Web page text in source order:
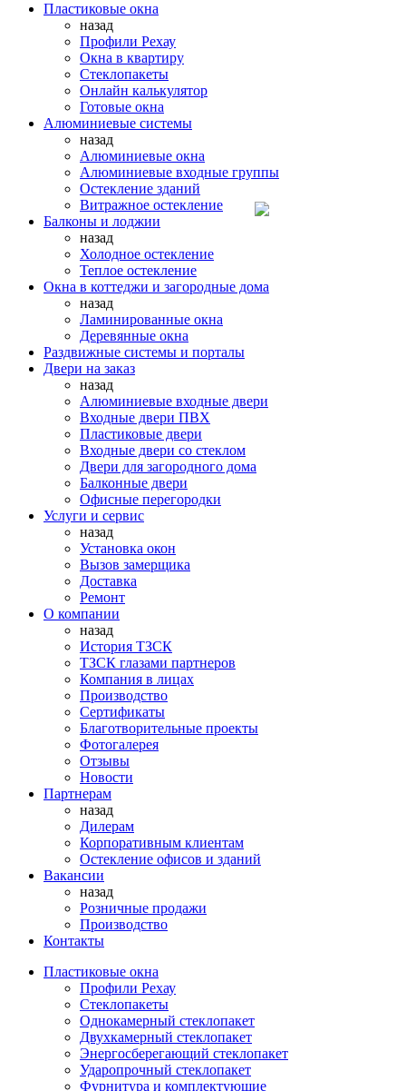
Пластиковые окна
назад
Профили Рехау
Окна в квартиру
Стеклопакеты
Онлайн калькулятор
Готовые окна
Алюминиевые системы
назад
Алюминиевые окна
Алюминиевые входные группы
Остекление зданий
Витражное остекление
Балконы и лоджии
назад
Холодное остекление
Теплое остекление
Окна в коттеджи и загородные дома
назад
Ламинированные окна
Деревянные окна
Раздвижные системы и порталы
Двери на заказ
назад
Алюминиевые входные двери
Входные двери ПВХ
Пластиковые двери
Входные двери со стеклом
Двери для загородного дома
Балконные двери
Офисные перегородки
Услуги и сервис
назад
Установка окон
Вызов замерщика
Доставка
Ремонт
О компании
назад
История ТЗСК
ТЗСК глазами партнеров
Компания в лицах
Производство
Сертификаты
Благотворительные проекты
Фотогалерея
Отзывы
Новости
Партнерам
назад
Дилерам
Корпоративным клиентам
Остекление офисов и зданий
Вакансии
назад
Розничные продажи
Производство
Контакты
Пластиковые окна
Профили Рехау
Стеклопакеты
Однокамерный стеклопакет
Двухкамерный стеклопакет
Энергосберегающий стеклопакет
Ударопрочный стеклопакет
Фурнитура и комплектующие